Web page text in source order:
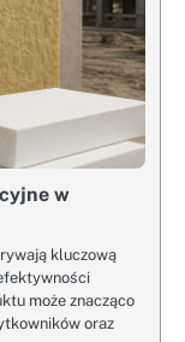
w
kluczową
może znacząco
oraz